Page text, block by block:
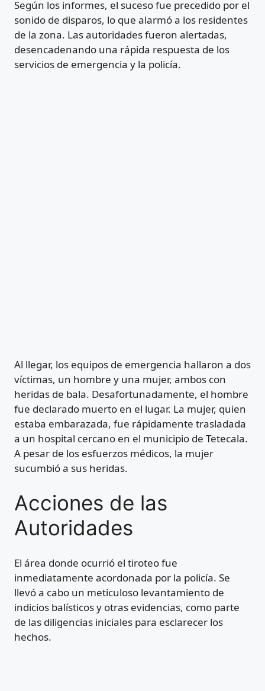
Según los informes, el suceso fue precedido por el
sonido de disparos, lo que alarmó a los residentes
de la zona. Las autoridades fueron alertadas,
desencadenando una rápida respuesta de los
servicios de emergencia y la policía.
Al llegar, los equipos de emergencia hallaron a dos
víctimas, un hombre y una mujer, ambos con
heridas de bala. Desafortunadamente, el hombre
fue declarado muerto en el lugar. La mujer, quien
estaba embarazada, fue rápidamente trasladada
a un hospital cercano en el municipio de Tetecala.
A pesar de los esfuerzos médicos, la mujer
sucumbió a sus heridas.
Acciones de las
Autoridades
El área donde ocurrió el tiroteo fue
inmediatamente acordonada por la policía. Se
llevó a cabo un meticuloso levantamiento de
indicios balísticos y otras evidencias, como parte
de las diligencias iniciales para esclarecer los
hechos.